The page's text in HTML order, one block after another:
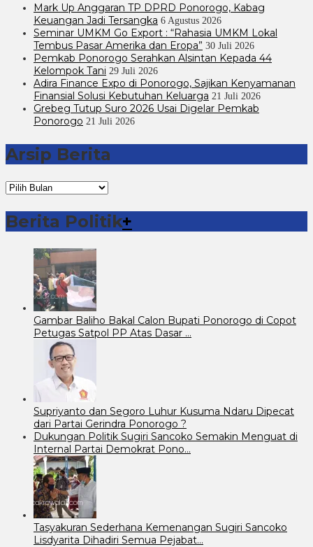
Mark Up Anggaran TP DPRD Ponorogo, Kabag
Keuangan Jadi Tersangka 6 Agustus 2026
Seminar UMKM Go Export : “Rahasia UMKM Lokal
Tembus Pasar Amerika dan Eropa” 30 Juli 2026
Pemkab Ponorogo Serahkan Alsintan Kepada 44
Kelompok Tani 29 Juli 2026
Adira Finance Expo di Ponorogo, Sajikan Kenyamanan
Finansial Solusi Kebutuhan Keluarga 21 Juli 2026
Grebeg Tutup Suro 2026 Usai Digelar Pemkab
Ponorogo 21 Juli 2026
Arsip Berita
Arsip
Berita
Berita Politik+
Gambar Baliho Bakal Calon Bupati Ponorogo di Copot
Petugas Satpol PP Atas Dasar …
Supriyanto dan Segoro Luhur Kusuma Ndaru Dipecat
dari Partai Gerindra Ponorogo ?
Dukungan Politik Sugiri Sancoko Semakin Menguat di
Internal Partai Demokrat Pono…
Tasyakuran Sederhana Kemenangan Sugiri Sancoko
Lisdyarita Dihadiri Semua Pejabat…